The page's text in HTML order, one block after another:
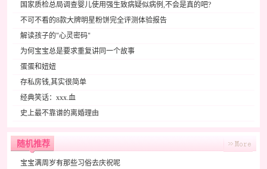
国家质检总局调查婴儿使用强生致病疑似病例,不会是真的吧?
不可不看的8款大牌明星粉饼完全评测体验报告
解读孩子的"心灵密码"
为何宝宝总是要求重复讲同一个故事
蛋蛋和妞妞
存私房钱,其实很简单
经典笑话：xxx.血
史上最不靠谱的离婚理由
随机推荐
宝宝满周岁有那些习俗去庆祝呢